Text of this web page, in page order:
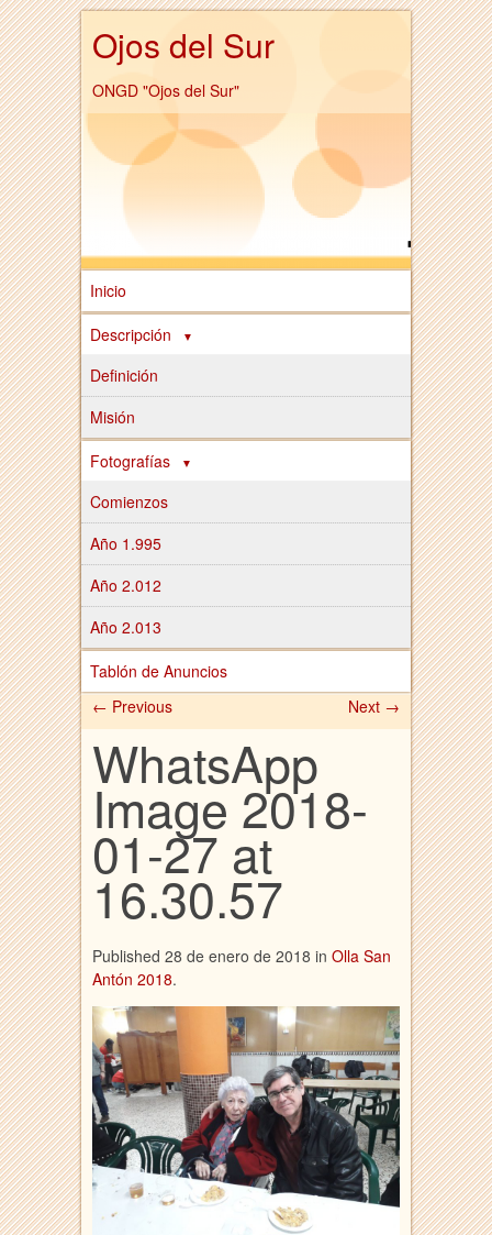
Ojos del Sur
ONGD "Ojos del Sur"
Inicio
Descripción
Definición
Misión
Fotografías
Comienzos
Año 1.995
Año 2.012
Año 2.013
Tablón de Anuncios
← Previous
Next →
WhatsApp
Image 2018-
01-27 at
16.30.57
Published 28 de enero de 2018 in Olla San
Antón 2018.